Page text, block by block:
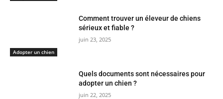
Adopter un chien
Comment trouver un éleveur de chiens
sérieux et fiable ?
juin 23, 2025
Quels documents sont nécessaires pour
adopter un chien ?
juin 22, 2025